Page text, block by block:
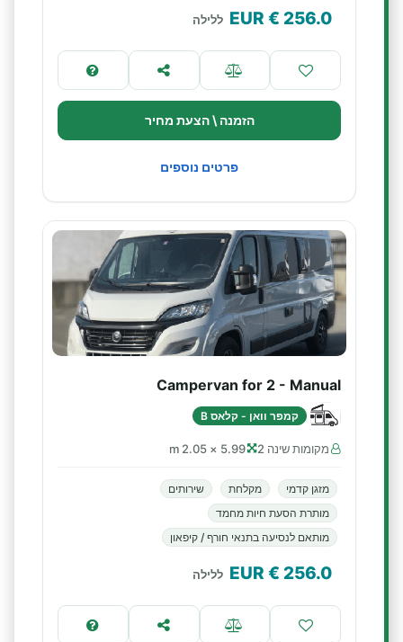
256.0
€ EUR ללילה
הזמנה \ הצעת מחיר
פרטים נוספים
Campervan for 2 - Manual
קמפר וואן - קלאס B
מקומות שינה 2 5.99 × 2.05 m
מזגן קדמי מקלחת
שירותים
מותרת הסעת חיות מחמד
מותאם לנסיעה בתנאי חורף / קיפאון
256.0
€ EUR ללילה